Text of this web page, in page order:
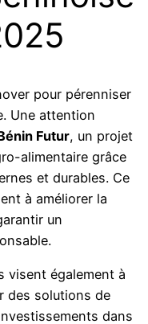
pour pérenniser
Une attention
Futur, un projet
alimentaire grâce
et durables. Ce
à améliorer la
un
visent également à
des solutions de
dans